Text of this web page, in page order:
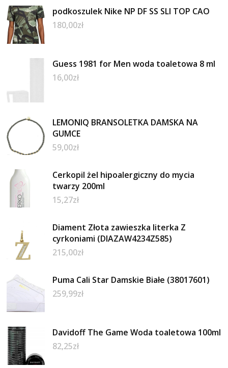
podkoszulek Nike NP DF SS SLI TOP CAO
180,00zł
Guess 1981 for Men woda toaletowa 8 ml
16,00zł
LEMONIQ BRANSOLETKA DAMSKA NA
GUMCE
59,00zł
Cerkopil żel hipoalergiczny do mycia
twarzy 200ml
15,27zł
Diament Złota zawieszka literka Z
cyrkoniami (DIAZAW4234Z585)
215,00zł
Puma Cali Star Damskie Białe (38017601)
259,99zł
Davidoff The Game Woda toaletowa 100ml
82,25zł